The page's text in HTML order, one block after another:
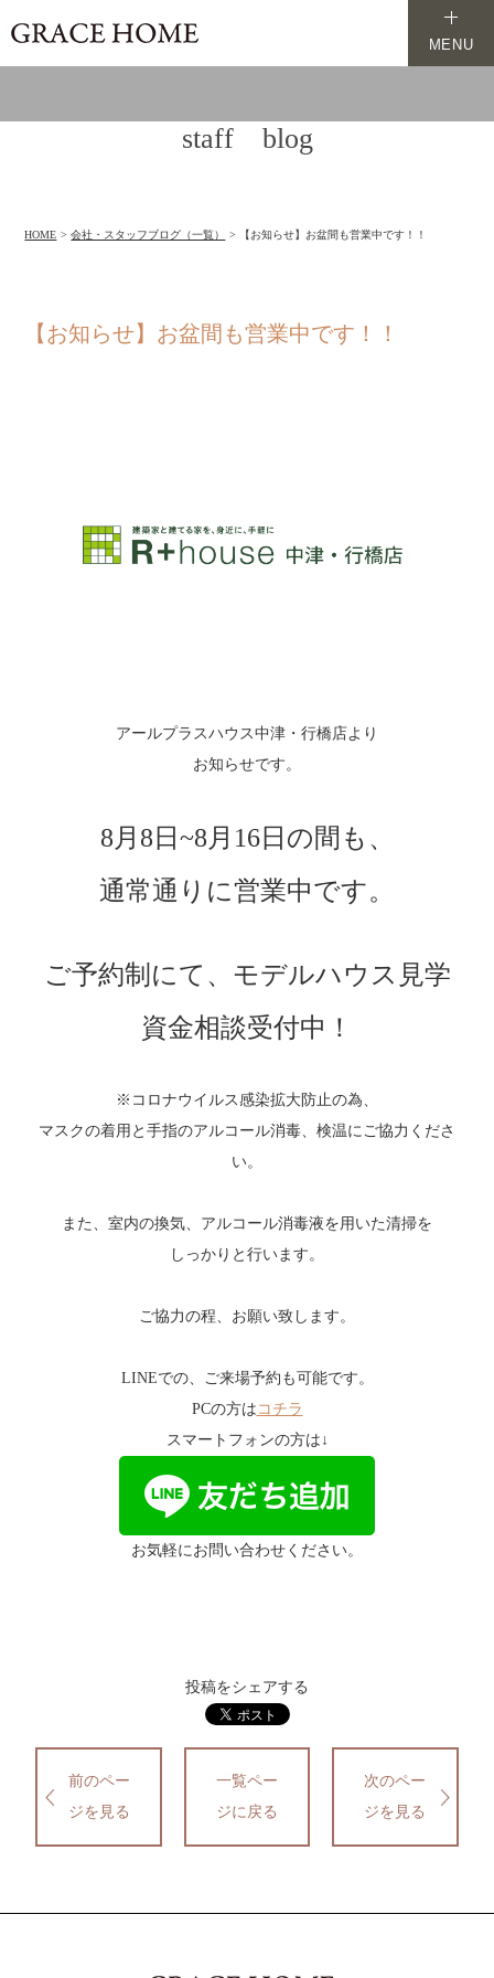
MENU
staff blog
HOME 会社・スタッフブログ（一覧） 【お知らせ】お盆間も営業中です！！
【お知らせ】お盆間も営業中です！！
アールプラスハウス中津・行橋店より
お知らせです。
8月8日~8月16日の間も、
通常通りに営業中です。
ご予約制にて、モデルハウス見学
資金相談受付中！
※コロナウイルス感染拡大防止の為、
マスクの着用と手指のアルコール消毒、検温にご協力くださ
い。
また、室内の換気、アルコール消毒液を用いた清掃を
しっかりと行います。
ご協力の程、お願い致します。
LINEでの、ご来場予約も可能です。
PCの方は コチラ
スマートフォンの方は↓
お気軽にお問い合わせください。
投稿をシェアする
前のペー
ジを見る
一覧ペー
ジに戻る
次のペー
ジを見る